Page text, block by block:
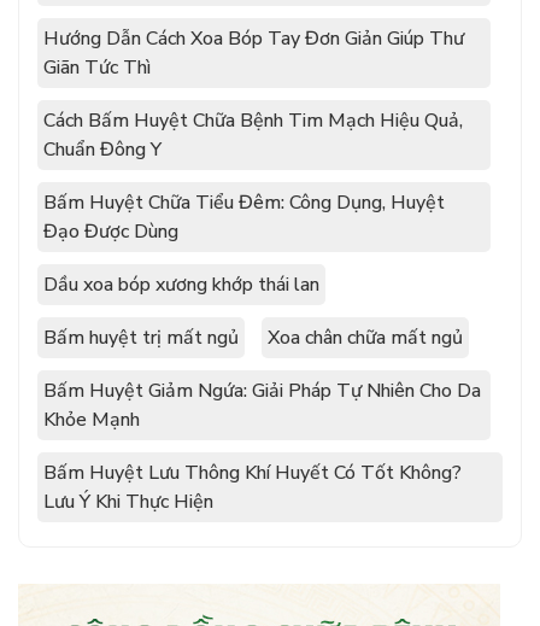
Hướng Dẫn Cách Xoa Bóp Tay Đơn Giản Giúp Thư
Giãn Tức Thì
Cách Bấm Huyệt Chữa Bệnh Tim Mạch Hiệu Quả,
Chuẩn Đông Y
Bấm Huyệt Chữa Tiểu Đêm: Công Dụng, Huyệt
Đạo Được Dùng
Dầu xoa bóp xương khớp thái lan
Bấm huyệt trị mất ngủ
Xoa chân chữa mất ngủ
Bấm Huyệt Giảm Ngứa: Giải Pháp Tự Nhiên Cho Da
Khỏe Mạnh
Bấm Huyệt Lưu Thông Khí Huyết Có Tốt Không?
Lưu Ý Khi Thực Hiện